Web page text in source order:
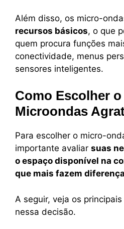
Além disso, os micro-
recursos básicos, o que
quem procura funções
conectividade, menus
sensores inteligentes.
Como Escolher
Microondas
Para escolher o micro-
importante avaliar suas
o espaço disponível na
que mais fazem
A seguir, veja os
nessa decisão.